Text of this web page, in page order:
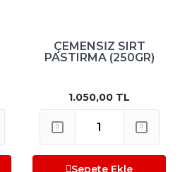
ÇEMENSİZ SIRT
PASTIRMA (250GR)
1.050,00 TL
Sepete Ekle